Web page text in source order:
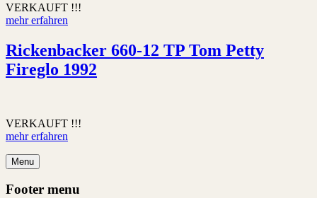
VERKAUFT !!!
mehr erfahren
Rickenbacker 660-12 TP Tom Petty
Fireglo 1992
VERKAUFT !!!
mehr erfahren
Menu
Footer menu